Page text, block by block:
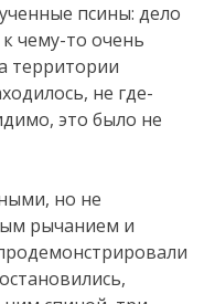
псины: дело
чему-то очень
территории
не где-
это было не
но не
рычанием и